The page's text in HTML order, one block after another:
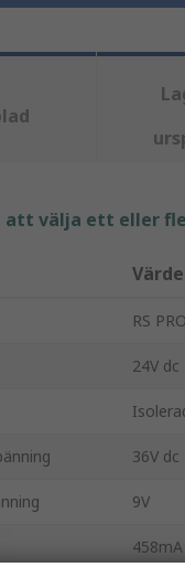
att välja ett eller
Värde
RS PRO
24V dc
36V dc
9V
458mA